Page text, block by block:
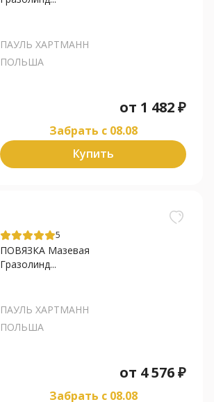
ПАУЛЬ ХАРТМАНН
ПОЛЬША
от 1 482₽
Забрать c 08.08
Купить
5
ПОВЯЗКА Мазевая
Гразолинд...
ПАУЛЬ ХАРТМАНН
ПОЛЬША
от 4 576₽
Забрать c 08.08